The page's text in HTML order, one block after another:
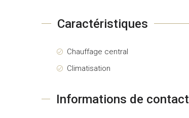
Caractéristiques
Chauffage central
Climatisation
Informations de contact